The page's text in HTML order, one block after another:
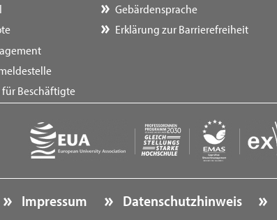
Beschäftigte
Gebärdensprache
Erklärung zur Barrierefreiheit
Impressum Datenschutzhinweis